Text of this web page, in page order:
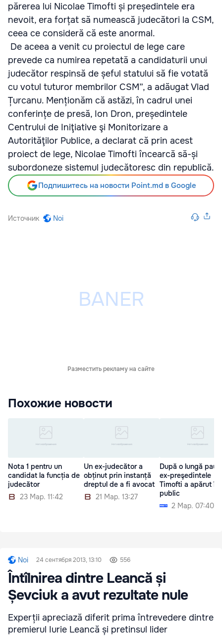
părerea lui Nicolae Timofti și președintele era
nevoit, era forțat să numească judecători la CSM,
ceea ce consideră că este anormal.
De aceea a venit cu proiectul de lege care
prevede ca numirea repetată a candidaturii unui
judecător respinsă de șeful statului să fie votată
cu votul tuturor membrilor CSM”, a adăugat Vlad
Țurcanu. Menționăm că astăzi, în cadrul unei
conferințe de presă, Ion Dron, președintele
Centrului de Iniţiative şi Monitorizare a
Autorităţilor Publice, a declarat că prin acest
proiect de lege, Nicolae Timofti încearcă să-și
subordoneze sistemul judecătoresc din republică.
Подпишитесь на новости Point.md в Google
Источник Noi
Разместить рекламу на сайте
Похожие новости
Nota 1 pentru un
candidat la funcția de
judecător
23 Мар. 11:42
Un ex-judecător a
obținut prin instanță
dreptul de a fi avocat
21 Мар. 13:27
După o lungă
ex-preşedintele
Timofti a apărut în
public
2 Мар. 07:40
Noi 24 сентября 2013, 13:10 556
Întîlnirea dintre Leancă și
Șevciuk a avut rezultate nule
Experții apreciază diferit prima întrevedere dintre
premierul Iurie Leancă și pretinsul lider